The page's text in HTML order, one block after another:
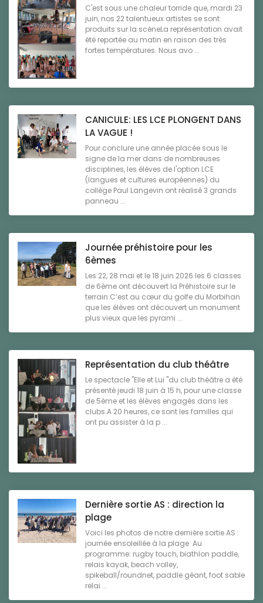
C'est sous une chaleur torride que, mardi 23
juin, nos 22 talentueux artistes se sont
produits sur la scèneLa représentation avait
été reportée au matin en raison des très
fortes températures. Nous avo ...
CANICULE: LES LCE PLONGENT DANS
LA VAGUE !
Pour conclure une année placée sous le
signe de la mer dans de nombreuses
disciplines, les élèves de l'option LCE
(langues et cultures européennes) du
collège Paul Langevin ont réalisé 3 grands
panneau ...
Journée préhistoire pour les
6èmes
Les 22, 28 mai et le 18 juin 2026 les 6 classes
de 6ème ont découvert la Préhistoire sur le
terrain.C’est au cœur du golfe du Morbihan
que les élèves ont découvert un monument
plus vieux que les pyrami ...
Représentation du club théâtre
Le spectacle "Elle et Lui "du club théâtre a été
présenté jeudi 18 juin à 15 h, pour une classe
de 5ème et les élèves engagés dans les
clubs.A 20 heures, ce sont les familles qui
ont pu assister à la p ...
Dernière sortie AS : direction la
plage
Voici les photos de notre dernière sortie AS :
journée ensoleillée à la plage Au
programme: rugby touch, biathlon paddle,
relais kayak, beach volley,
spikeball/roundnet, paddle géant, foot sable
relai ...